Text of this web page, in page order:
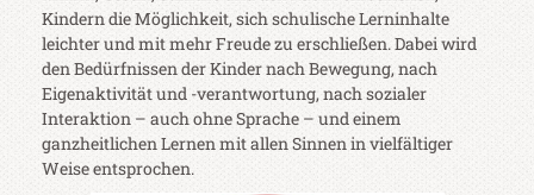
Kindern die Möglichkeit, sich schulische Lerninhalte
leichter und mit mehr Freude zu erschließen. Dabei wird
den Bedürfnissen der Kinder nach Bewegung, nach
Eigenaktivität und -verantwortung, nach sozialer
Interaktion – auch ohne Sprache – und einem
ganzheitlichen Lernen mit allen Sinnen in vielfältiger
Weise entsprochen.